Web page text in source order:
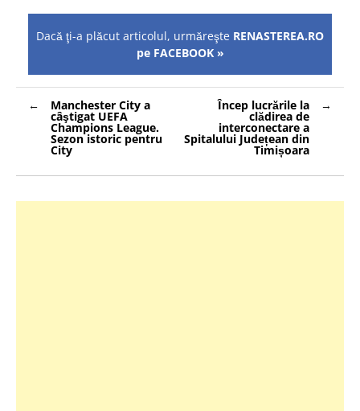
Dacă ţi-a plăcut articolul, urmăreşte RENASTEREA.RO
pe FACEBOOK »
Navigare
în
articole
Manchester City a
câştigat UEFA
Champions League.
Sezon istoric pentru
City
Încep lucrările la
clădirea de
interconectare a
Spitalului Județean din
Timișoara